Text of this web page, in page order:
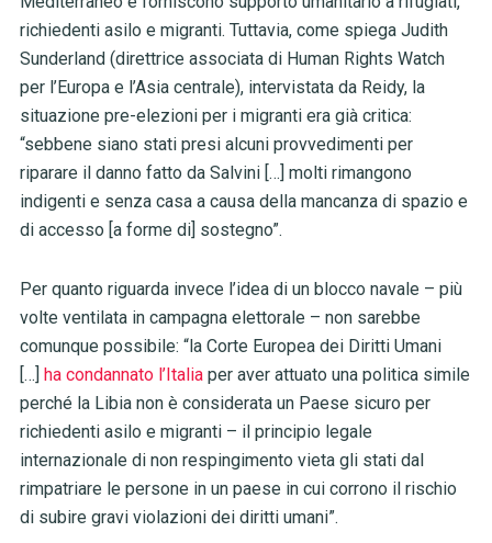
richiedenti asilo e migranti. Tuttavia, come spiega Judith
Sunderland (direttrice associata di Human Rights Watch
per l’Europa e l’Asia centrale), intervistata da Reidy, la
situazione pre-elezioni per i migranti era già critica:
“sebbene siano stati presi alcuni provvedimenti per
riparare il danno fatto da Salvini […] molti rimangono
indigenti e senza casa a causa della mancanza di spazio e
di accesso [a forme di] sostegno”.
Per quanto riguarda invece l’idea di un blocco navale – più
volte ventilata in campagna elettorale – non sarebbe
comunque possibile: “la Corte Europea dei Diritti Umani
[…] ha condannato l’Italiaper aver attuato una politica simile
perché la Libia non è considerata un Paese sicuro per
richiedenti asilo e migranti – il principio legale
internazionale di non respingimento vieta gli stati dal
rimpatriare le persone in un paese in cui corrono il rischio
di subire gravi violazioni dei diritti umani”.